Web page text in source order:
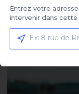
Entrez votre
intervenir dans cette